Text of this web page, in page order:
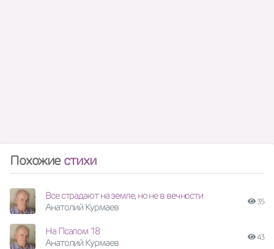
Похожие стихи
Все страдают на земле, но не в вечности
Анатолий Курмаев
35
На Псалом 18
Анатолий Курмаев
43